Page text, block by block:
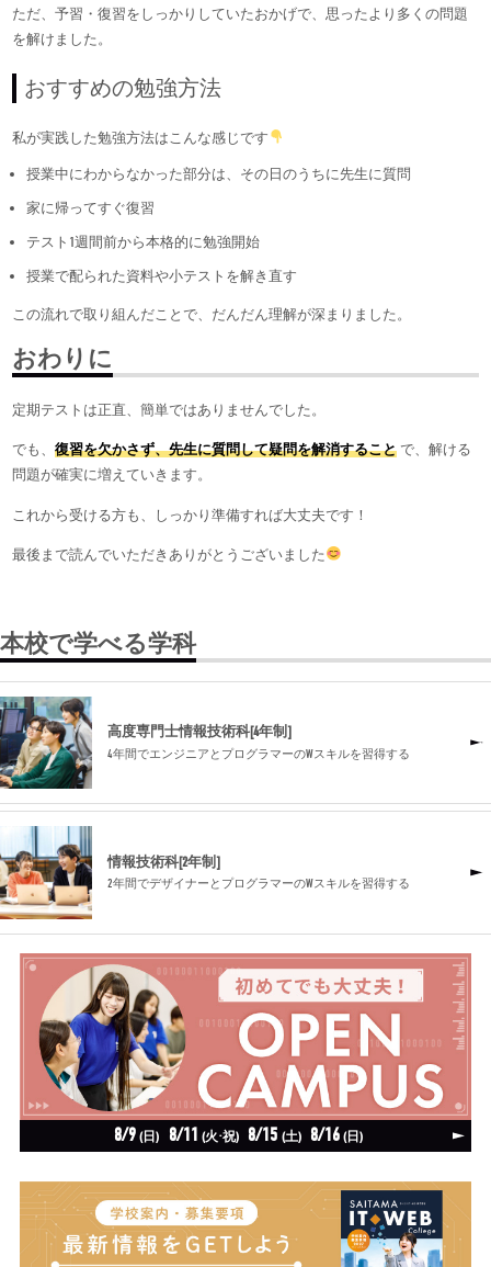
ただ、予習・復習をしっかりしていたおかげで、思ったより多くの問題
を解けました。
おすすめの勉強方法
私が実践した勉強方法はこんな感じです
授業中にわからなかった部分は、その日のうちに先生に質問
家に帰ってすぐ復習
テスト1週間前から本格的に勉強開始
授業で配られた資料や小テストを解き直す
この流れで取り組んだことで、だんだん理解が深まりました。
おわりに
定期テストは正直、簡単ではありませんでした。
でも、復習を欠かさず、先生に質問して疑問を解消すること で、解ける
問題が確実に増えていきます。
これから受ける方も、しっかり準備すれば大丈夫です！
最後まで読んでいただきありがとうございました
本校で学べる学科
高度専門士情報技術科[4年制]
4年間でエンジニアとプログラマーのWスキルを習得する
情報技術科[2年制]
2年間でデザイナーとプログラマーのWスキルを習得する
8/9 (日) 8/11 (火·祝) 8/15 (土) 8/16 (日)